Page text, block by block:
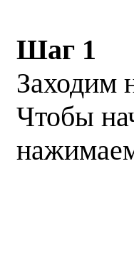
Шаг 1
Заходим
Чтобы